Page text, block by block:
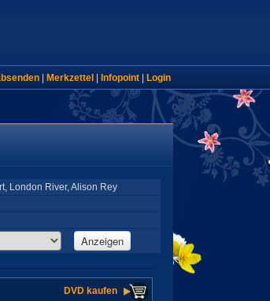
| Merkzettel Infopoint| Login
London River, Alison Rey
Anzeigen
DVD kaufen